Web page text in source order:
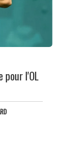
pour l'OL